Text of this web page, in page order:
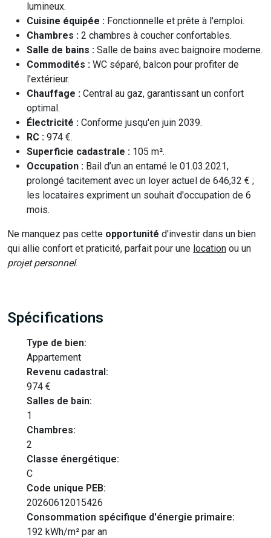
lumineux.
Cuisine équipée : Fonctionnelle et prête à l'emploi.
Chambres : 2 chambres à coucher confortables.
Salle de bains : Salle de bains avec baignoire moderne.
Commodités : WC séparé, balcon pour profiter de
l'extérieur.
Chauffage : Central au gaz, garantissant un confort
optimal.
Électricité : Conforme jusqu'en juin 2039.
RC : 974 €.
Superficie cadastrale : 105 m².
Occupation : Bail d’un an entamé le 01.03.2021,
prolongé tacitement avec un loyer actuel de 646,32 € ;
les locataires expriment un souhait d'occupation de 6
mois.
Ne manquez pas cette opportunité d'investir dans un bien
qui allie confort et praticité, parfait pour une location ou un
projet personnel.
Spécifications
Type de bien:
Appartement
Revenu cadastral:
974 €
Salles de bain:
1
Chambres:
2
Classe énergétique:
C
Code unique PEB:
20260612015426
Consommation spécifique d'énergie primaire:
192 kWh/m² par an